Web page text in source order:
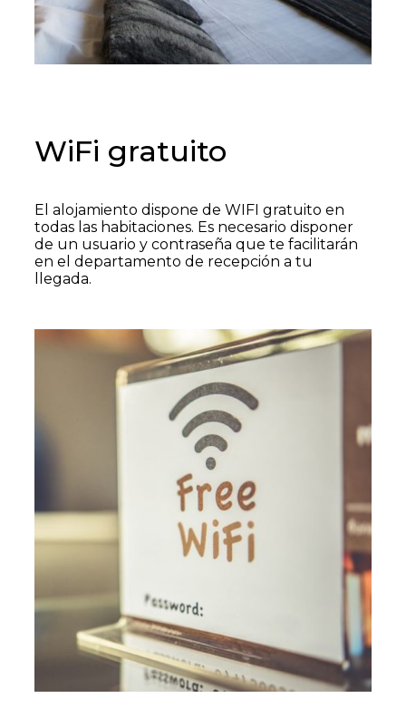
WiFi gratuito
El alojamiento dispone de WIFI gratuito en
todas las habitaciones. Es necesario disponer
de un usuario y contraseña que te facilitarán
en el departamento de recepción a tu
llegada.